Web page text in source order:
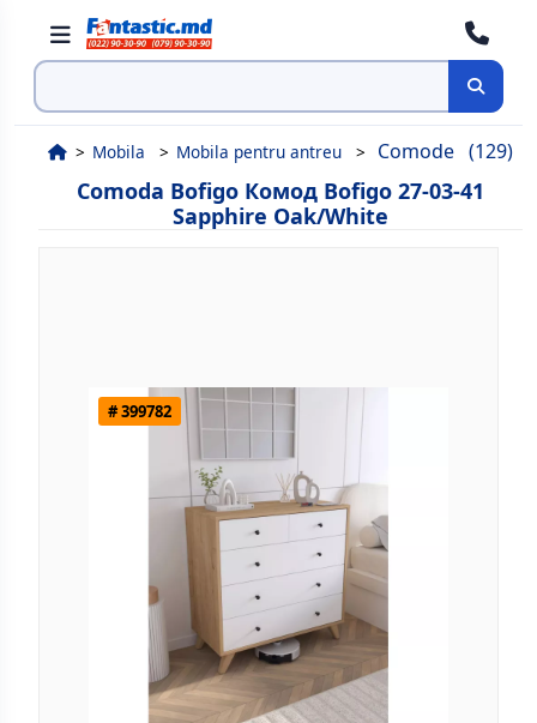
Cauta
Mobila Mobila pentru antreu Comode (129)
Comoda Bofigo Комод Bofigo 27-03-41
Sapphire Oak/White
# 399782